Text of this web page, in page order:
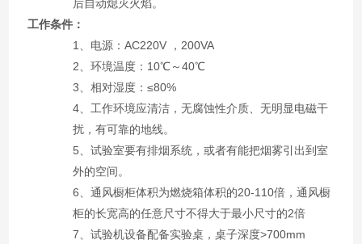
后自动熄灭火焰。
工作条件：
1、电源：AC220V ，200VA
2、环境温度：10℃～40℃
3、相对湿度：≤80%
4、工作环境应清洁，无腐蚀性介质、无明显电磁干
扰，有可靠的地线。
5、试验室要有排烟系统，或者有能把烟雾引出到室
外的空间。
6、通风橱柜体积为燃烧箱体积的20-110倍，通风橱
柜的长宽高的任意尺寸不得大于最小尺寸的2倍
7、试验机设备配备实验桌，桌子深度>700mm